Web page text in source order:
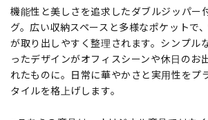
機能性と美しさを追求したダブルジッパー
グ。広い収納スペースと多様なポケットで
が取り出しやすく整理されます。シンプル
ったデザインがオフィスシーンや休日のお
れたものに。日常に華やかさと実用性をプ
タイルを格上げします。